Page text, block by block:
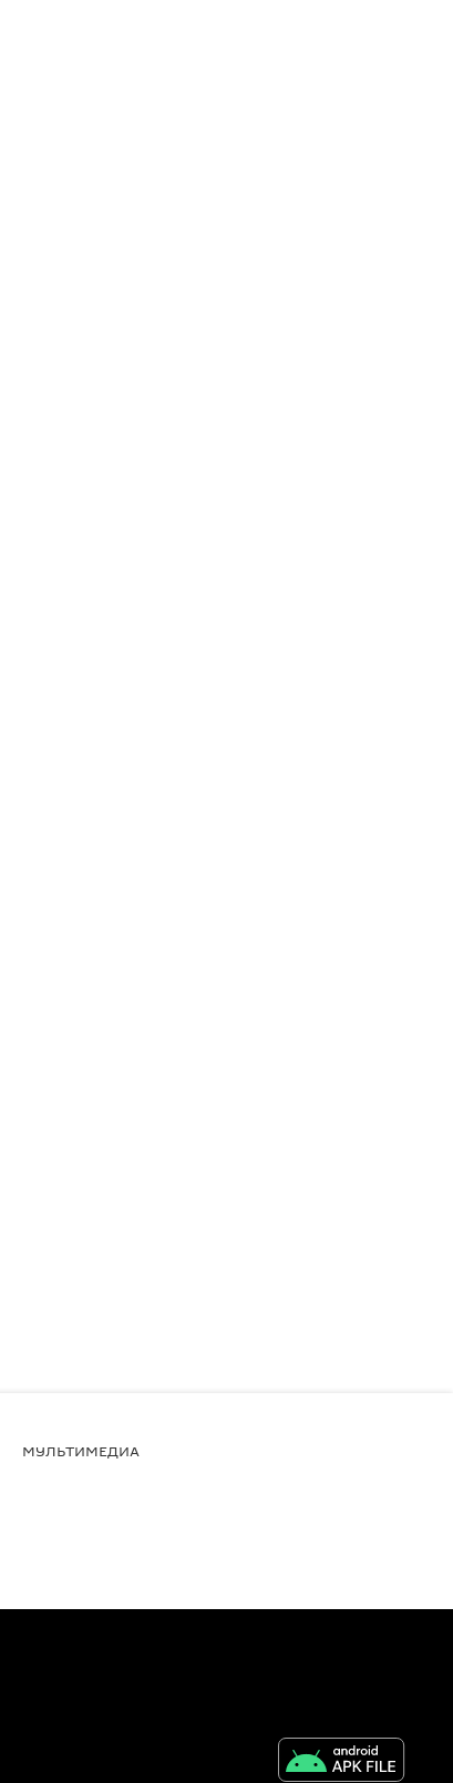
МУЛЬТИМЕДИА